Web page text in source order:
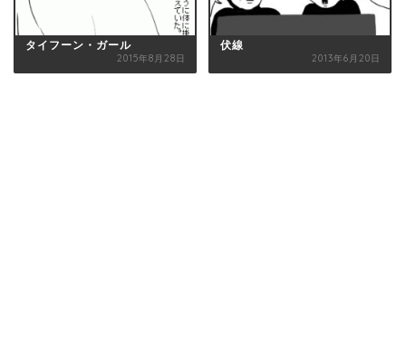
タイフーン・ガール
2015年8月28日
伏線
2013年6月20日